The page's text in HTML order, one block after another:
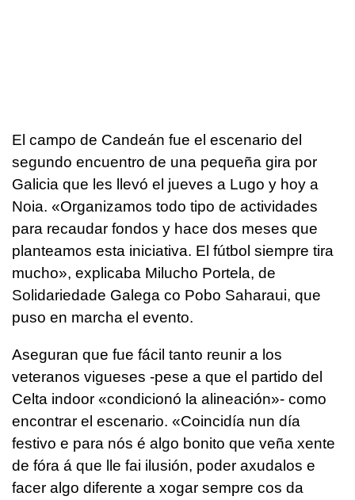
El campo de Candeán fue el escenario del
segundo encuentro de una pequeña gira por
Galicia que les llevó el jueves a Lugo y hoy a
Noia. «Organizamos todo tipo de actividades
para recaudar fondos y hace dos meses que
planteamos esta iniciativa. El fútbol siempre tira
mucho», explicaba Milucho Portela, de
Solidariedade Galega co Pobo Saharaui, que
puso en marcha el evento.
Aseguran que fue fácil tanto reunir a los
veteranos vigueses -pese a que el partido del
Celta indoor «condicionó la alineación»- como
encontrar el escenario. «Coincidía nun día
festivo e para nós é algo bonito que veña xente
de fóra á que lle fai ilusión, poder axudalos e
facer algo diferente a xogar sempre cos da